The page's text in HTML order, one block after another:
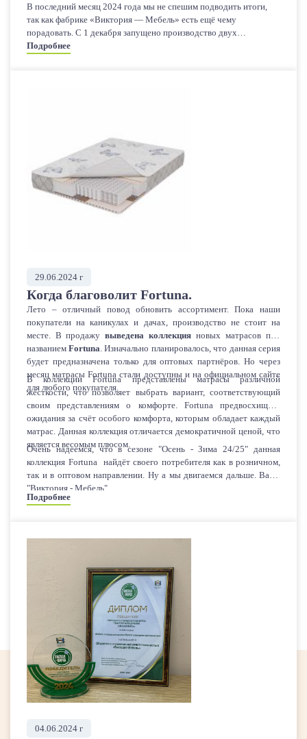
В последний месяц 2024 года мы не спешим подводить итоги,
так как фабрике «Виктория — Мебель» есть ещё чему
порадовать. С 1 декабря запущено производство двух
новинок — детские матрасы Comfort Kıds и Classıc Kıds.
Модель Classıc Kıds также имеет свою изюминку, которая
представлена в виде натуральной латексированной кокосовой
койры. Данный наполнитель придаёт дополнительную жёсткость
и пропускает воздух. В производстве обоих новинок
используются гипоаллергенные материалы. Предпродажи
Comfort Kıds и Classıc Kıds говорят об актуальности моделей
среди партнёров и покупателей. Технологи «Виктория —
Подробнее
29.06.2024 г
Когда благоволит Fortuna.
Лето – отличный повод обновить ассортимент. Пока наши
покупатели на каникулах и дачах, производство не стоит на
месте. В продажу выведена коллекция новых матрасов под
названием Fortuna . Изначально планировалось, что данная серия
будет предназначена только для оптовых партнёров. Но через
месяц матрасы Fortuna стали доступны и на официальном сайте
для любого покупателя.
В коллекции Fortuna представлены матрасы различной
жёсткости, что позволяет выбрать вариант, соответствующий
своим представлениям о комфорте. Fortuna предвосхищает
ожидания за счёт особого комфорта, которым обладает каждый
матрас. Данная коллекция отличается демократичной ценой, что
является весомым плюсом.
Очень надеемся, что в сезоне "Осень - Зима 24/25" данная
коллекция Fortuna найдёт своего потребителя как в розничном,
так и в оптовом направлении. Ну а мы двигаемся дальше. Ваша
"Виктория - Мебель".
Подробнее
04.06.2024 г